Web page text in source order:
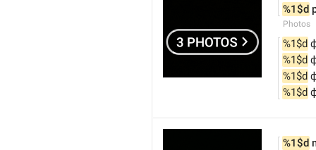
%1$d
Photos
%1$d
%1$d
%1$d
%1$d
%1$d